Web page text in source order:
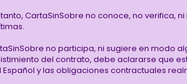
CartaSinSobre no conoce, no verifica,
no participa, ni sugiere en modo
del contrato, debe aclararse que
Español y las obligaciones contractuales